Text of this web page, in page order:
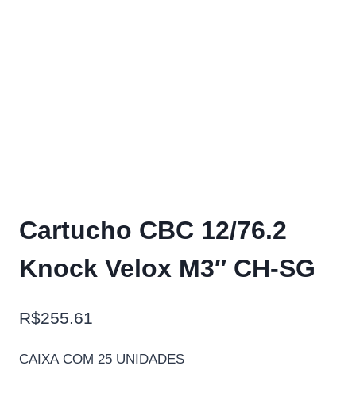
Cartucho CBC 12/76.2
Knock Velox M3″ CH-SG
R$255.61
CAIXA COM 25 UNIDADES